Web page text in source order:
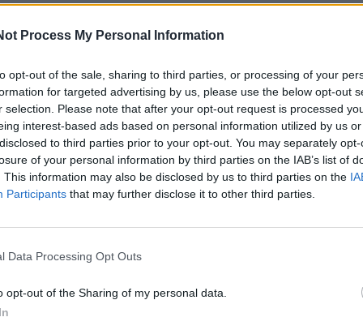
Process My Personal Information
opt-out of the sale, sharing to third parties, or processing of your
for targeted advertising by us, please use the below opt-out
selection. Please note that after your opt-out request is processed
interest-based ads based on personal information utilized by us
to third parties prior to your opt-out. You may separately
of your personal information by third parties on the IAB’s list of
This information may also be disclosed by us to third parties on the
Participants that may further disclose it to other third parties.
Data Processing Opt Outs
opt-out of the Sharing of my personal data.
puikus laikas", - "Vakarų ekspresui" sakė "Impuls"
Labanauskienė.
nebus labai sudėtinga, tad į ją gali įsilieti ir tie, kurie
judesys pagal savo galimybes ir aktyvus
Treniruotė truks apie valandą laiko", - pabrėžė G.